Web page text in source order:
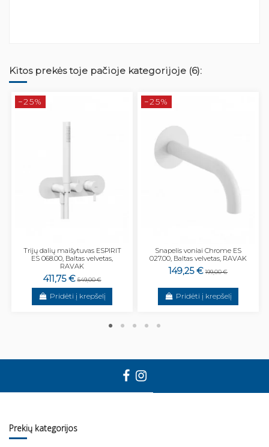
Kitos prekės toje pačioje kategorijoje (6):
−25%
Trijų dalių maišytuvas ESPIRIT
ES 068.00, Baltas velvetas,
RAVAK
411,75 € 549,00 €
Pridėti į krepšelį
−25%
Snapelis voniai Chrome ES
027.00, Baltas velvetas, RAVAK
149,25 € 199,00 €
Pridėti į krepšelį
Prekių kategorijos